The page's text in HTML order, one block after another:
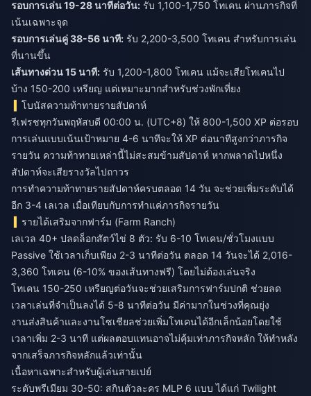
รอบการเล่น 19-28 นาทีต่อวัน: รับ 1,100-1,750 โทเคน ผ่านภารกิจที่
เน้นเฉพาะจุด
รอบการเล่นคู่ 38-56 นาที: รับ 2,200-3,500 โทเคน สำหรับการเล่น
ที่นานขึ้น
เส้นทางด่วน 15 นาที: รับ 1,200-1,800 โทเคน แม้จะเสียโทเคนไป
บ้าง 150-200 เหรียญ แต่เหมาะมากสำหรับช่วงพักเที่ยง
โบนัสความท้าทายรายสัปดาห์
รีเฟรชทุกวันพฤหัสบดี 00:00 น. (UTC+8) ให้ 800-1,500 XP ต่อรอบ
การเล่นแบบเน้นเป้าหมาย 4-6 นาทีจะให้ XP ต่อนาทีสูงกว่าภารกิจ
รายวัน ความท้าทายเหล่านี้ไม่สะสมข้ามสัปดาห์ หากพลาดไปหนึ่ง
สัปดาห์จะเสียรางวัลไปถาวร
การทำความท้าทายรายสัปดาห์ครบตลอด 14 วัน จะช่วยเพิ่มระดับได้
อีก 3-4 เลเวล เมื่อเทียบกับการทำแค่ภารกิจรายวัน
รายได้เสริมจากฟาร์ม (Farm Ranch)
เลเวล 40+ ปลดล็อกสัตว์ไข่ 8 ตัว: รับ 6-10 โทเคน/ชั่วโมงแบบ
Passive ใช้เวลาเก็บเพียง 2-3 นาทีต่อวัน ตลอด 14 วันจะได้ 2,016-
3,360 โทเคน (6-10% ของเส้นทางฟรี) โดยไม่ต้องเล่นจริง
โทเคน 150-250 เหรียญต่อวันจะช่วยเสริมการฟาร์มปกติ ช่วยลด
เวลาเล่นที่จำเป็นลงได้ 5-8 นาทีต่อวัน มีค่ามากในช่วงที่คุณยุ่ง
งานส่งสินค้าและงานโซเชียลช่วยเพิ่มโทเคนได้อีกเล็กน้อยโดยใช้
เวลาเพิ่ม 2-3 นาที แต่ผลตอบแทนอาจไม่คุ้มเท่าภารกิจหลัก ให้ทำหลัง
จากเสร็จภารกิจหลักแล้วเท่านั้น
เนื้อหาเฉพาะสำหรับผู้เล่นสายเปย์
ระดับพรีเมียม 30-50: สกินตัวละคร MLP 6 แบบ ได้แก่ Twilight